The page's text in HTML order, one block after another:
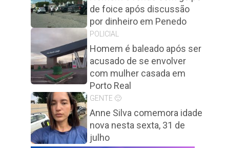
de foice após discussão
por dinheiro em Penedo
POLICIAL
Homem é baleado após ser
acusado de se envolver
com mulher casada em
Porto Real
GENTE 🙂
Anne Silva comemora idade
nova nesta sexta, 31 de
julho